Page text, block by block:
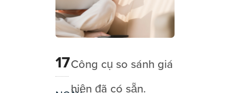
17Công cụ so sánh giá
hiện đã có sẵn.